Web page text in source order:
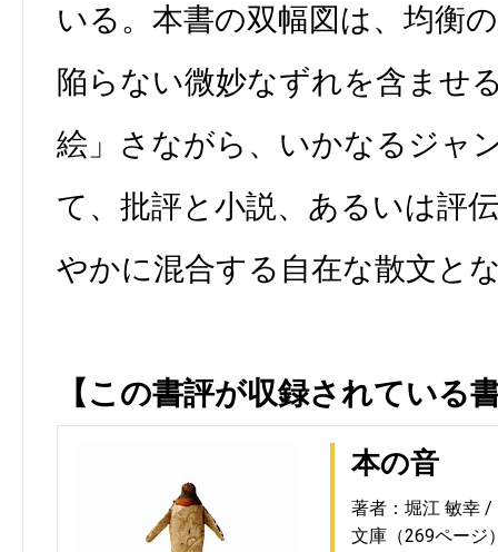
いる。本書の双幅図は、均衡
陥らない微妙なずれを含ませ
絵」さながら、いかなるジャ
て、批評と小説、あるいは評
やかに混合する自在な散文と
【この書評が収録されている
本の音
著者：堀江 敏幸
文庫（269ページ